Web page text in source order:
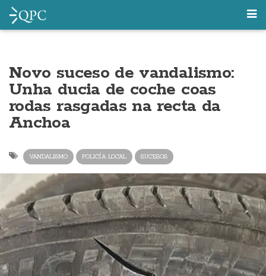
Novo suceso de vandalismo:
Unha ducia de coche coas
rodas rasgadas na recta da
Anchoa
VANDALISMO POLICÍA LOCAL SUCESOS